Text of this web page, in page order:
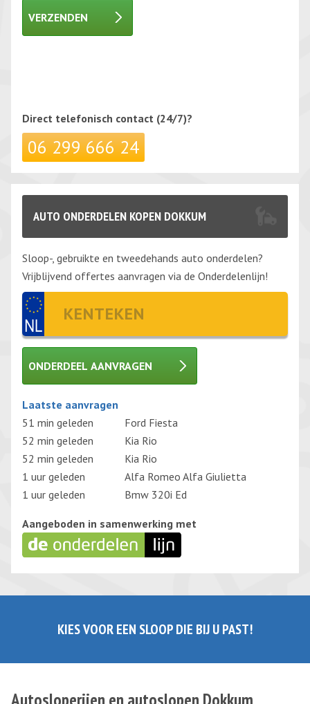
VERZENDEN
Direct telefonisch contact (24/7)?
06 299 666 24
AUTO ONDERDELEN KOPEN DOKKUM
Sloop-, gebruikte en tweedehands auto onderdelen?
Vrijblijvend offertes aanvragen via de Onderdelenlijn!
ONDERDEEL AANVRAGEN
Gelieve dit veld leeg te laten.
Laatste aanvragen
51 min geleden
Ford Fiesta
52 min geleden
Kia Rio
52 min geleden
Kia Rio
1 uur geleden
Alfa Romeo Alfa Giulietta
1 uur geleden
Bmw 320i Ed
Aangeboden in samenwerking met
KIES VOOR EEN SLOOP DIE BIJ U PAST!